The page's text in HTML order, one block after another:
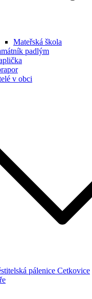
Mateřská škola
padlým
v obci
pálenice Cetkovice